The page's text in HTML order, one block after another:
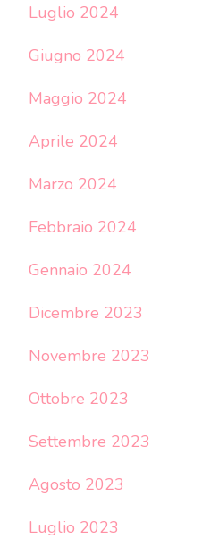
Luglio 2024
Giugno 2024
Maggio 2024
Aprile 2024
Marzo 2024
Febbraio 2024
Gennaio 2024
Dicembre 2023
Novembre 2023
Ottobre 2023
Settembre 2023
Agosto 2023
Luglio 2023